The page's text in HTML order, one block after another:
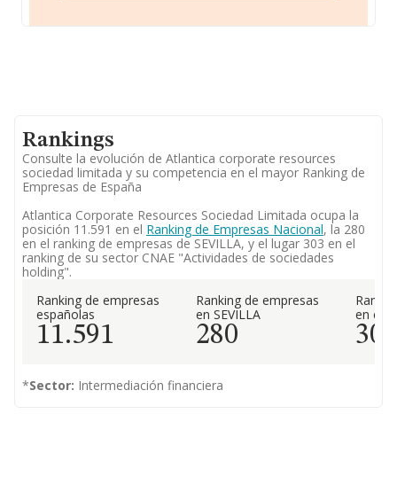
Rankings
Consulte la evolución de Atlantica corporate resources
sociedad limitada y su competencia en el mayor Ranking de
Empresas de España
Atlantica Corporate Resources Sociedad Limitada ocupa la
posición 11.591 en el Ranking de Empresas Nacional, la 280
en el ranking de empresas de SEVILLA, y el lugar 303 en el
ranking de su sector CNAE "Actividades de sociedades
holding".
Ranking de empresas
españolas
11.591
Ranking de empresas
en SEVILLA
280
en el
303
*Sector: Intermediación financiera